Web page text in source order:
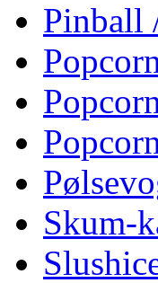
Pinball
Skum-